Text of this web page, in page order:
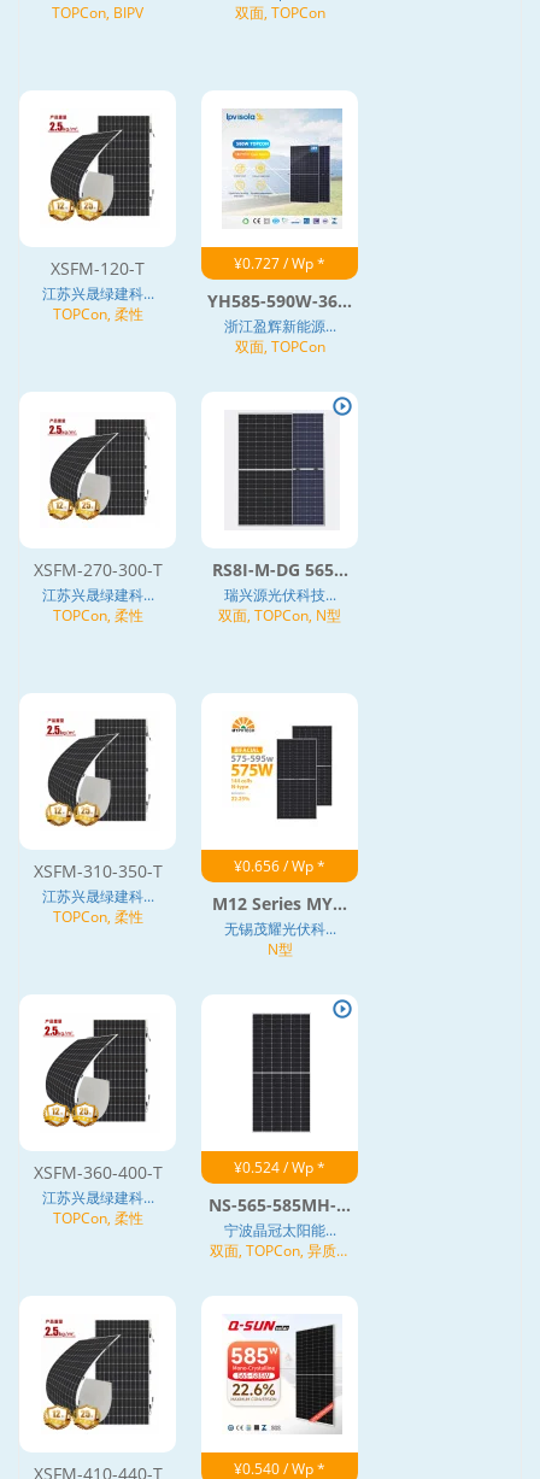
TOPCon, BIPV
双面, TOPCon
XSFM-120-T
江苏兴晟绿建科...
TOPCon, 柔性
¥0.727 / Wp *
YH585-590W-36...
浙江盈辉新能源...
双面, TOPCon
XSFM-270-300-T
江苏兴晟绿建科...
TOPCon, 柔性
RS8I-M-DG 565...
瑞兴源光伏科技...
双面, TOPCon, N型
XSFM-310-350-T
江苏兴晟绿建科...
TOPCon, 柔性
¥0.656 / Wp *
M12 Series MY...
无锡茂耀光伏科...
N型
XSFM-360-400-T
江苏兴晟绿建科...
TOPCon, 柔性
¥0.524 / Wp *
NS-565-585MH-...
宁波晶冠太阳能...
双面, TOPCon, 异质结
XSFM-410-440-T ¥0.540 / Wp *